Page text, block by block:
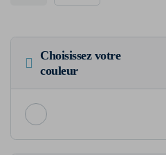
Choisissez votre
couleur